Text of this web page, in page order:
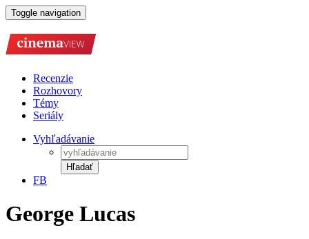
Toggle navigation
Recenzie
Rozhovory
Témy
Seriály
Vyhľadávanie
Hľadať
FB
George Lucas